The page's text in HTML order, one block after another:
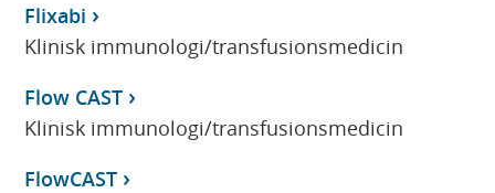
Flixabi
Klinisk immunologi/transfusionsmedicin
Flow CAST
Klinisk immunologi/transfusionsmedicin
FlowCAST